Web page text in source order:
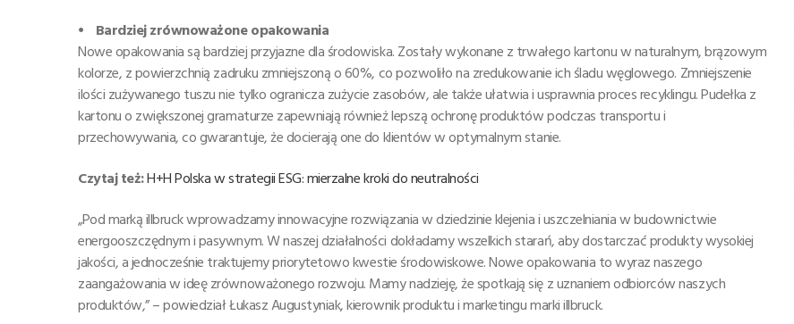
⦁ Bardziej zrównoważone opakowania
Nowe opakowania są bardziej przyjazne dla środowiska. Zostały wykonane z trwałego kartonu w naturalnym, brązowym
kolorze, z powierzchnią zadruku zmniejszoną o 60%, co pozwoliło na zredukowanie ich śladu węglowego. Zmniejszenie
ilości zużywanego tuszu nie tylko ogranicza zużycie zasobów, ale także ułatwia i usprawnia proces recyklingu. Pudełka z
kartonu o zwiększonej gramaturze zapewniają również lepszą ochronę produktów podczas transportu i
przechowywania, co gwarantuje, że docierają one do klientów w optymalnym stanie.
Czytaj też:H+H Polska w strategii ESG: mierzalne kroki do neutralności
„Pod marką illbruck wprowadzamy innowacyjne rozwiązania w dziedzinie klejenia i uszczelniania w budownictwie
energooszczędnym i pasywnym. W naszej działalności dokładamy wszelkich starań, aby dostarczać produkty wysokiej
jakości, a jednocześnie traktujemy priorytetowo kwestie środowiskowe. Nowe opakowania to wyraz naszego
zaangażowania w ideę zrównoważonego rozwoju. Mamy nadzieję, że spotkają się z uznaniem odbiorców naszych
produktów,” – powiedział Łukasz Augustyniak, kierownik produktu i marketingu marki illbruck.